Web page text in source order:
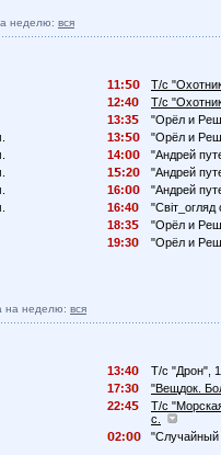
неделю: вся
11:
Т/с
12:4
Т/с
13:3
"Орёл и
13:
"Орёл и
14:
"Андрей
1
:2
"Андрей
16:
"Андрей
16:4
18:3
"Орёл и
19:3
"Орёл и
на неделю: вся
13:4
Т/с "Дрон",
17:3
"Вещдок.
22:4
Т/с
с.
2:
"Случайный